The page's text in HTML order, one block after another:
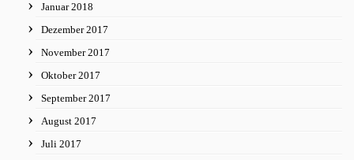
Januar 2018
Dezember 2017
November 2017
Oktober 2017
September 2017
August 2017
Juli 2017